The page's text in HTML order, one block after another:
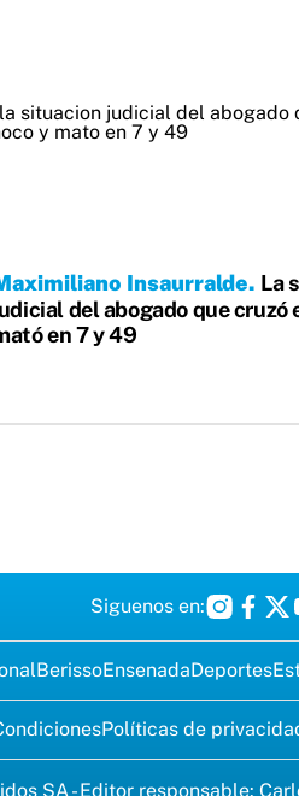
Insaurralde La
del abogado que cruzó
en 7 y 49
Siguenos en:
BerissoEnsenadaDeportes
Políticas de
SA - Editor responsable: